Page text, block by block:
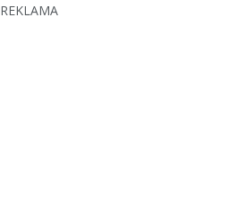
REKLAMA